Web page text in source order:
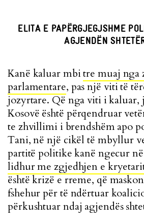
ELITA E PAPËRGJEGJSHME
AGJENDËN
Kanë kaluar mbitre muaj nga
parlamentare, pas një viti të
jozyrtare. Që nga viti i kaluar,
Kosovë është përqendruar
te zhvillimi i brendshëm apo
Tani, në një cikël të mbyllur
partitë politike kanë ngecur
lidhur me zgjedhjen e
është krizë e rreme, që
fshehur për të ndërtuar
përkushtuar ndaj agjendës